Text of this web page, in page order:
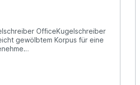
OfficeKugelschreiber
gewölbtem Korpus für eine